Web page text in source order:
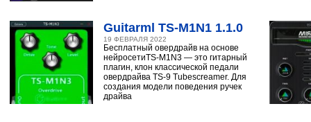
Guitarml TS-M1N1 1.1.0
19 ФЕВРАЛЯ 2022
Бесплатный овердрайв на основе
нейросетиTS-M1N3 — это гитарный
плагин, клон классической педали
овердрайва TS-9 Tubescreamer. Для
создания модели поведения ручек
драйва